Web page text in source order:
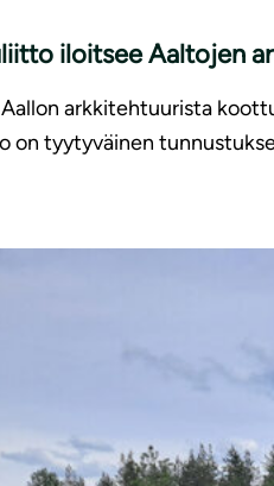
iloitsee Aaltojen
Aallon arkkitehtuurista
on tyytyväinen